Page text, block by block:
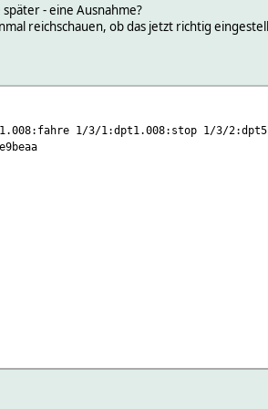
- eine Ausnahme?
reichschauen, ob das jetzt richtig
1/3/1:dpt1.008:stop 1/3/